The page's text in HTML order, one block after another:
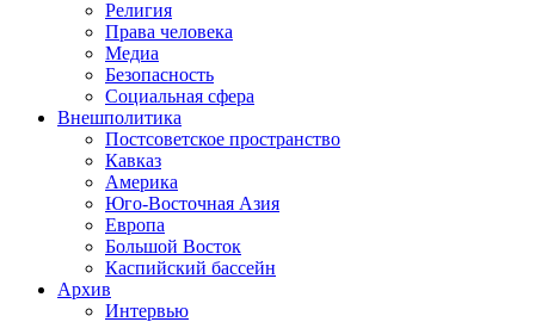
Религия
Права человека
Медиа
Безопасность
Социальная сфера
Внешполитика
Постсоветское пространство
Кавказ
Америка
Юго-Восточная Азия
Европа
Большой Восток
Каспийский бассейн
Архив
Интервью